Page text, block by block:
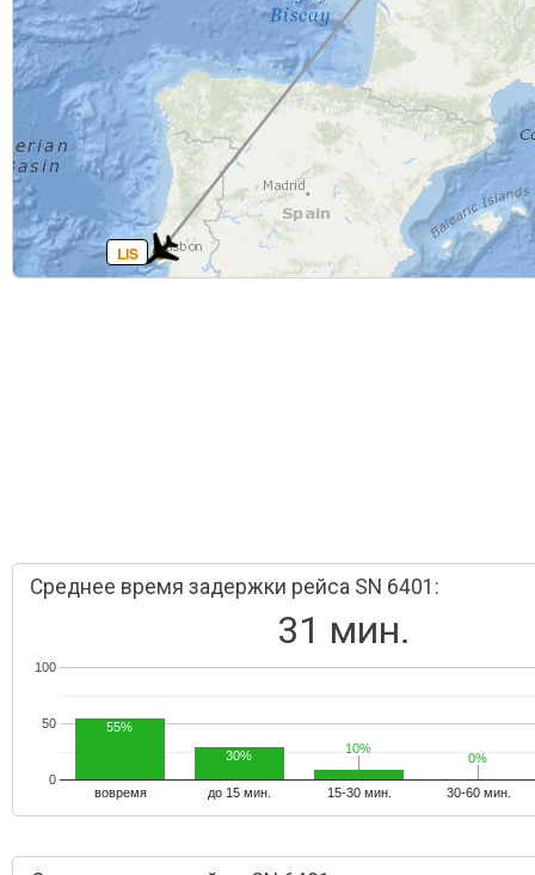
LIS
Среднее время задержки рейса SN 6401:
31 мин.
вовремя до 15 мин. 15-30 мин. 30-60 мин.
0
50
100
55%
30%
10%
10%
0%
0%